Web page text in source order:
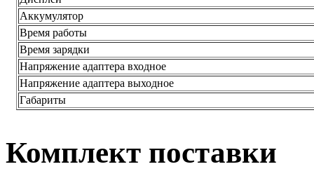
Аккумулятор
Время работы
Время зарядки
Напряжение адаптера входное
Напряжение адаптера выходное
Габариты
Комплект поставки